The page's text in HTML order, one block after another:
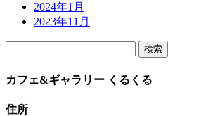
2024年1月
2023年11月
カフェ&ギャラリー くるくる
住所